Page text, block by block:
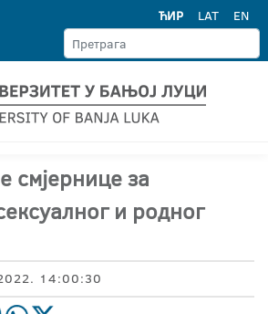
ЋИР LAT EN
смјернице за
и родног
14:00:30